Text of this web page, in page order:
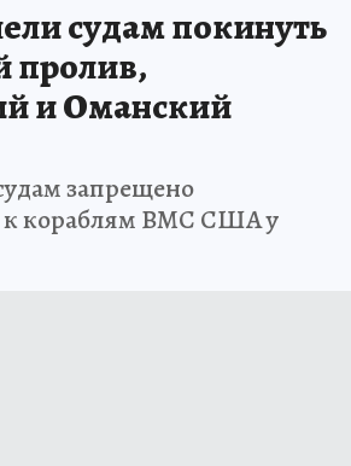
судам покинуть
пролив,
и Оманский
запрещено
к кораблям ВМС США у